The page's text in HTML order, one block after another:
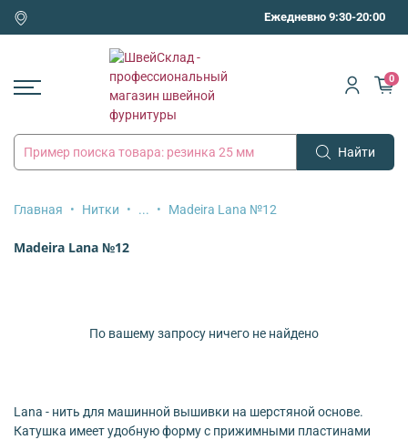
Ежедневно 9:30-20:00
Найти
0
Главная Нитки ... Madeira Lana №12
Madeira Lana №12
По вашему запросу ничего не найдено
Lana - нить для машинной вышивки на шерстяной основе.
Катушка имеет удобную форму с прижимными пластинами